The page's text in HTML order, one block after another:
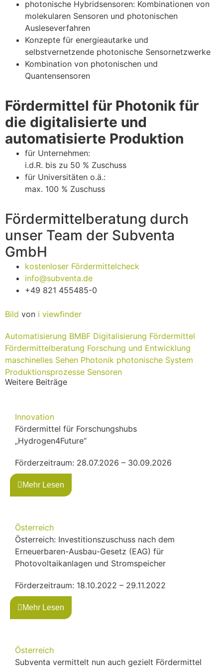
photonische Hybridsensoren: Kombinationen von
molekularen Sensoren und photonischen
Ausleseverfahren
Konzepte für energieautarke und
selbstvernetzende photonische Sensornetzwerke
Kombination von photonischen und
Quantensensoren
Fördermittel für Photonik für
die digitalisierte und
automatisierte Produktion
für Unternehmen:
i.d.R. bis zu 50 % Zuschuss
für Universitäten o.ä.:
max. 100 % Zuschuss
Fördermittelberatung durch
unser Team der Subventa
GmbH
kostenloser Fördermittelcheck
info@subventa.de
+49 821 455485-0
Bild von i viewfinder
Automatisierung BMBF Digitalisierung Fördermittel
Fördermittelberatung Forschung und Entwicklung
maschinelles Sehen Photonik photonische System
Produktionsprozesse Sensoren
Weitere Beiträge
Innovation
Fördermittel für Forschungshubs
„Hydrogen4Future“
Förderzeitraum: 28.07.2026 – 30.09.2026
Mehr Lesen
Österreich
Österreich: Investitionszuschuss nach dem
Erneuerbaren-Ausbau-Gesetz (EAG) für
Photovoltaikanlagen und Stromspeicher
Förderzeitraum: 18.10.2022 – 29.11.2022
Mehr Lesen
Österreich
Subventa vermittelt nun auch gezielt Fördermittel